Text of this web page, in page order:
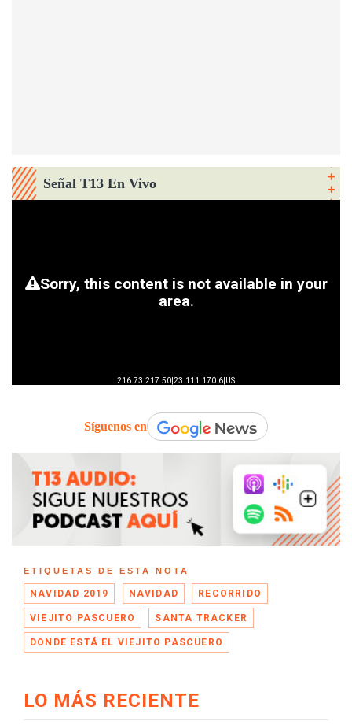
Señal T13 En Vivo
Síguenos en
ETIQUETAS DE ESTA NOTA
NAVIDAD 2019 NAVIDAD RECORRIDO
VIEJITO PASCUERO SANTA TRACKER
DONDE ESTÁ EL VIEJITO PASCUERO
LO MÁS RECIENTE